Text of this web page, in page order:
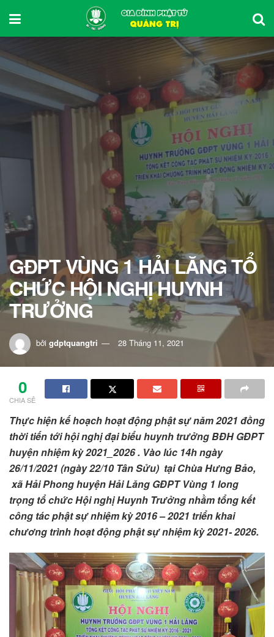
GĐPT VÙNG 1 HẢI LĂNG TỔ
CHỨC HỘI NGHỊ HUYNH
TRƯỞNG
bởi gdptquangtri 28 Tháng 11, 2021
0
CHIA SẺ
Thực hiện kế hoạch hoạt động phật sự năm 2021 đồng
thời tiến tới hội nghị đại biểu huynh trưởng BĐH GĐPT
huyện nhiệm kỳ 2021_2026 . Vào lúc 14h ngày
26/11/2021 (ngày 22/10 Tân Sửu) tại Chùa Hưng Bảo,
xã Hải Phong huyện Hải Lăng GĐPT Vùng 1 long
trọng tổ chức Hội nghị Huynh Trưởng nhằm tổng kết
công tác phật sự nhiệm kỳ 2016 – 2021 triển khai
chương trình hoạt động phật sự nhiệm kỳ 2021- 2026.